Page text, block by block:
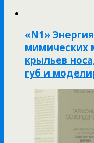
«N1»
мимических
крыльев
губ и